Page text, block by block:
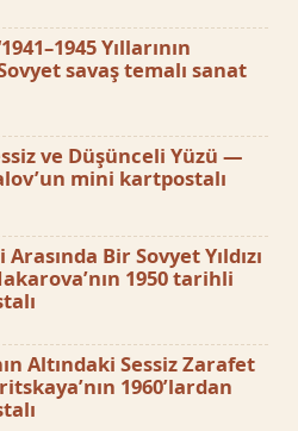
Yıllarının
savaş temalı sanat
ve Düşünceli Yüzü —
mini kartpostalı
Bir Sovyet Yıldızı
1950 tarihli
Altındaki Sessiz Zarafet
1960’lardan